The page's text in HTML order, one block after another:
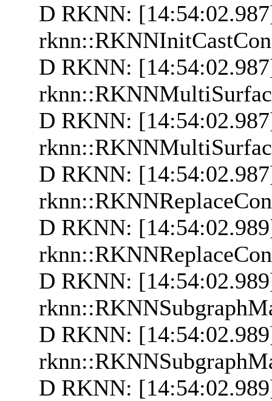
D RKNN:
D RKNN:
D RKNN:
D RKNN:
D RKNN:
D RKNN:
D RKNN:
D RKNN: